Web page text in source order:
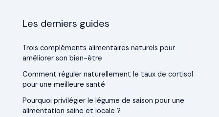
Les derniers guides
Trois compléments alimentaires naturels pour
améliorer son bien-être
Comment réguler naturellement le taux de cortisol
pour une meilleure santé
Pourquoi privilégier le légume de saison pour une
alimentation saine et locale ?